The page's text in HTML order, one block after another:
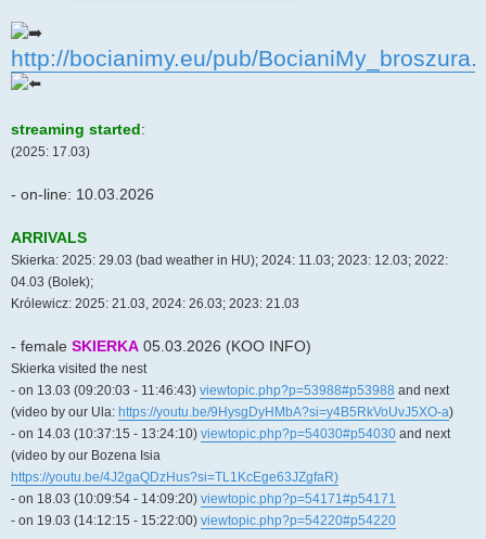
http://bocianimy.eu/pub/
streaming started:
(2025: 17.03)
- on-line: 10.03.2026
ARRIVALS
Skierka: 2025: 29.03 (bad weather in HU); 2024: 11.03; 2023: 12.03; 2022:
04.03 (Bolek);
Królewicz: 2025: 21.03, 2024: 26.03; 2023: 21.03
- female SKIERKA 05.03.2026 (KOO INFO)
Skierka visited the nest
- on 13.03 (09:20:03 - 11:46:43) viewtopic.php?p=53988#p53988 and next
(video by our Ula: https://youtu.be/9HysgDyHMbA?si=y4B5RkVoUvJ5XO-a)
- on 14.03 (10:37:15 - 13:24:10) viewtopic.php?p=54030#p54030 and next
(video by our Bozena Isia
https://youtu.be/4J2gaQDzHus?si=TL1KcEge63JZgfaR)
- on 18.03 (10:09:54 - 14:09:20) viewtopic.php?p=54171#p54171
- on 19.03 (14:12:15 - 15:22:00) viewtopic.php?p=54220#p54220